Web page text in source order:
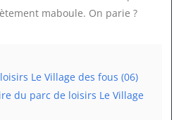
maboule. On parie ?
Le Village des fous (06)
du parc de loisirs Le Village